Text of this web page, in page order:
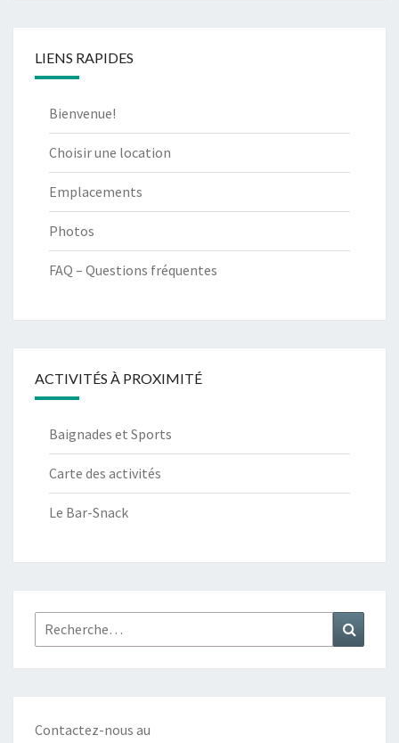
LIENS RAPIDES
Bienvenue!
Choisir une location
Emplacements
Photos
FAQ – Questions fréquentes
ACTIVITÉS À PROXIMITÉ
Baignades et Sports
Carte des activités
Le Bar-Snack
Rechercher :
Contactez-nous au